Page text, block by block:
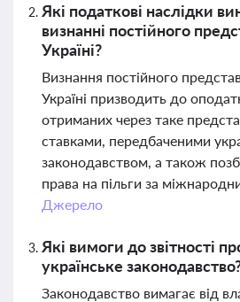
Які податкові наслідки
визнанні постійного
Україні?
Визнання постійного
Україні призводить до
отриманих через таке
ставками, передбаченими
законодавством, а також
права на пільги за
Джерело
Які вимоги до звітності
українське
Законодавство вимагає від